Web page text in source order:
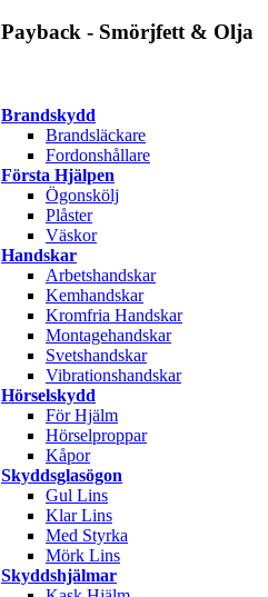
Payback - Smörjfett & Olja
Brandskydd
Brandsläckare
Fordonshållare
Första Hjälpen
Ögonskölj
Plåster
Väskor
Handskar
Arbetshandskar
Kemhandskar
Kromfria Handskar
Montagehandskar
Svetshandskar
Vibrationshandskar
Hörselskydd
För Hjälm
Hörselproppar
Kåpor
Skyddsglasögon
Gul Lins
Klar Lins
Med Styrka
Mörk Lins
Skyddshjälmar